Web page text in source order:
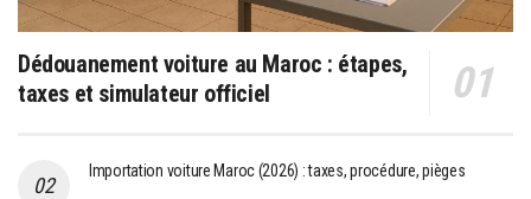
Dédouanement voiture au Maroc : étapes,
taxes et simulateur officiel
Importation voiture Maroc (2026) : taxes, procédure, pièges